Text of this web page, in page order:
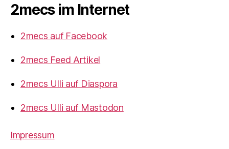
2mecs im Internet
2mecs auf Facebook
2mecs Feed Artikel
2mecs Ulli auf Diaspora
2mecs Ulli auf Mastodon
Impressum